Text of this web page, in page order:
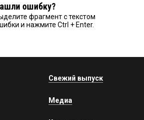
ошибку?
фрагмент с текстом
и нажмите Ctrl + Enter.
Свежий выпуск
Медиа